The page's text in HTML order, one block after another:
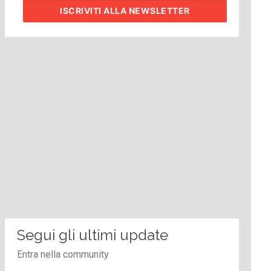
ISCRIVITIALLA NEWSLETTER
Segui gli ultimi update
Entra nella community